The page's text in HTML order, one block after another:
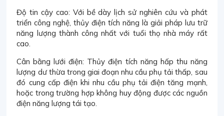
Độ tin cậy cao: Với bề dày lịch sử nghiên cứu và phát
triển công nghệ, thủy điện tích năng là giải pháp lưu trữ
năng lượng thành công nhất với tuổi thọ nhà máy rất
cao.
Cân bằng lưới điện: Thủy điện tích năng hấp thu năng
lượng dư thừa trong giai đoạn nhu cầu phụ tải thấp, sau
đó cung cấp điện khi nhu cầu phụ tải điện tăng mạnh,
hoặc trong trường hợp không huy động được các nguồn
điện năng lượng tái tạo.